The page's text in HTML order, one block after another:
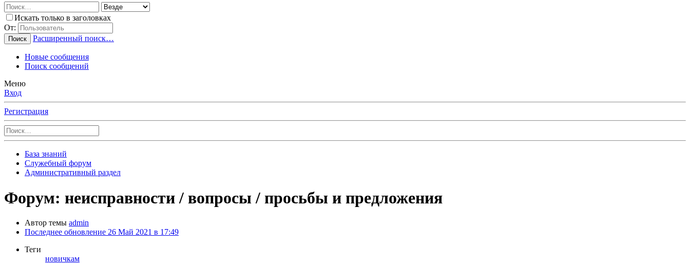
Искать только в заголовках
От:
Поиск Расширенный поиск…
Новые сообщения
Поиск сообщений
Меню
Вход
Регистрация
База знаний
Служебный форум
Административный раздел
Форум: неисправности / вопросы / просьбы и предложения
Автор темы admin
Последнее обновление 26 Май 2021 в 17:49
Теги
новичкам